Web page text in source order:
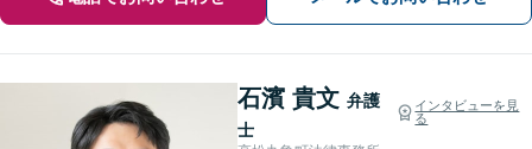
石濱 貴文 弁護
士
インタビューを見
る